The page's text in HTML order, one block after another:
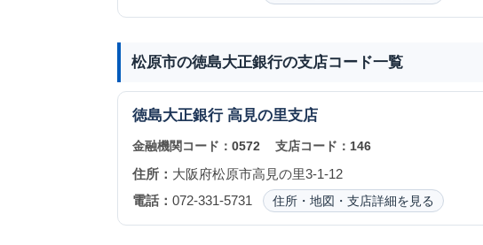
松原市の徳島大正銀行の支店コード一覧
徳島大正銀行 高見の里支店
金融機関コード： 0572 支店コード： 146
住所： 大阪府松原市高見の里3-1-12
電話： 072-331-5731 住所・地図・支店詳細を見る